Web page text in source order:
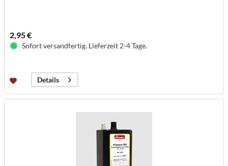
2,95 €
Sofort versandfertig. Lieferzeit 2-4 Tage.
Details